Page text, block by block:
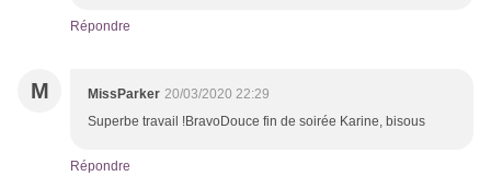
Répondre
M MissParker 20/03/2020 22:29
Superbe travail !BravoDouce fin de soirée Karine, bisous
Répondre